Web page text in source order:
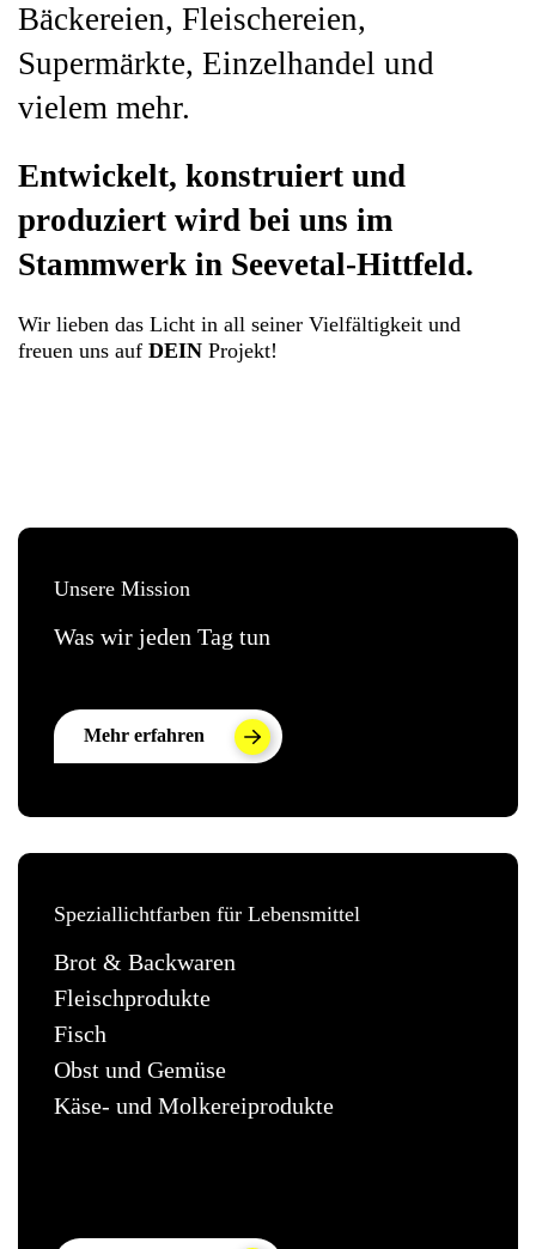
Bäckereien, Fleischereien,
Supermärkte, Einzelhandel und
vielem mehr.
Entwickelt, konstruiert und
produziert wird bei uns im
Stammwerk in Seevetal-Hittfeld.
Wir lieben das Licht in all seiner Vielfältigkeit und
freuen uns auf DEIN Projekt!
Unsere Mission
Was wir jeden Tag tun
Mehr erfahren
Speziallichtfarben für Lebensmittel
Brot & Backwaren
Fleischprodukte
Fisch
Obst und Gemüse
Käse- und Molkereiprodukte